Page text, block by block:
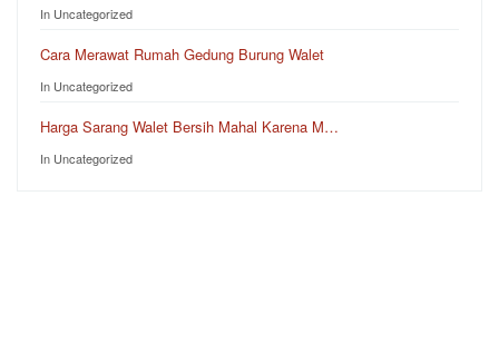
In Uncategorized
Cara Merawat Rumah Gedung Burung Walet
In Uncategorized
Harga Sarang Walet Bersih Mahal Karena M…
In Uncategorized